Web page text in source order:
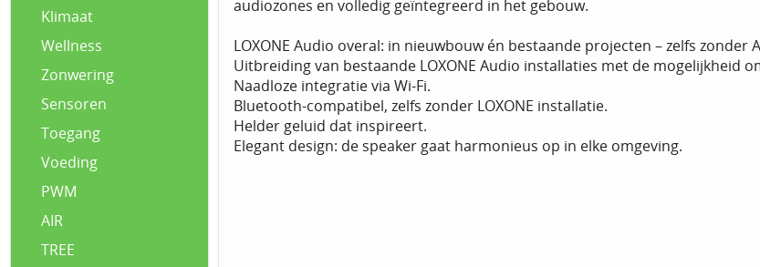
Klimaat
Wellness
Zonwering
Sensoren
Toegang
Voeding
PWM
AIR
TREE
audiozones en volledig geïntegreerd in het gebouw.
LOXONE Audio overal: in nieuwbouw én bestaande projecten – zelfs zonder
Uitbreiding van bestaande LOXONE Audio installaties met de mogelijkheid
Naadloze integratie via Wi-Fi.
Bluetooth‑compatibel, zelfs zonder LOXONE installatie.
Helder geluid dat inspireert.
Elegant design: de speaker gaat harmonieus op in elke omgeving.